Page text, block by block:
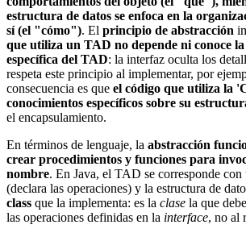
estructura de datos se enfoca en la
sí (el "cómo"). El principio de abstracción
que utiliza un TAD no depende ni conoce
específica del TAD: la interfaz oculta los
respeta este principio al implementar, por
consecuencia es que el código que utiliza la
conocimientos específicos sobre su
el encapsulamiento.
En términos de lenguaje, la abstracción
crear procedimientos y funciones para
nombre. En Java, el TAD se corresponde con
(declara las operaciones) y la estructura de
class que la implementa: es la clase la que
las operaciones definidas en la interface, no al